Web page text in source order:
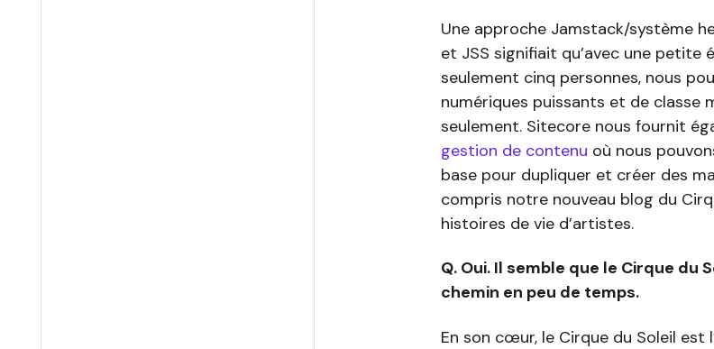
Une approche Jamstack/système
et JSS signifiait qu’avec une petite
seulement cinq personnes, nous
numériques puissants et de classe
seulement. Sitecore nous fournit
gestion de contenu où nous
base pour dupliquer et créer des
compris notre nouveau blog du
histoires de vie d’artistes.
Q. Oui. Il semble que le Cirque du
chemin en peu de temps.
En son cœur, le Cirque du Soleil est